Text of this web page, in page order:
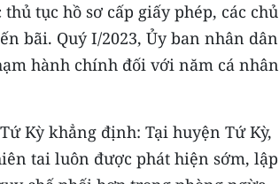
tục hồ sơ cấp giấy phép, các chủ
bãi. Quý I/2023, Ủy ban nhân dân
hành chính đối với năm cá nhân
Kỳ khẳng định: Tại huyện Tứ Kỳ,
tai luôn được phát hiện sớm, lập